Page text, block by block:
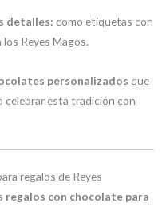
detalles: como etiquetas con
Reyes Magos.
personalizados que
celebrar esta tradición con
regalos de Reyes
regalos con chocolate para